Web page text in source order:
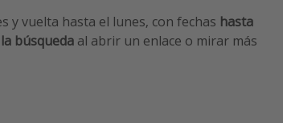
y vuelta hasta el lunes, con fechas hasta
búsqueda al abrir un enlace o mirar más